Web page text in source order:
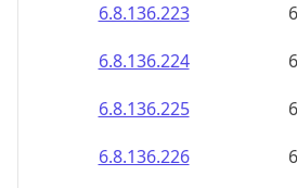
6.8.136.223
6.8.136.224
6.8.136.225
6.8.136.226